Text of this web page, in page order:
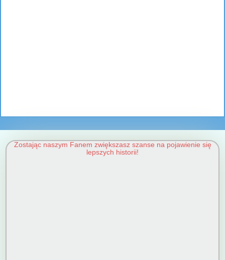
Zostając naszym Fanem zwiększasz szanse na pojawienie się
lepszych historii!